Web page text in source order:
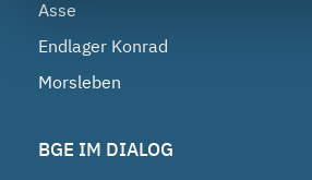
Asse
Endlager Konrad
Morsleben
BGE IM DIALOG